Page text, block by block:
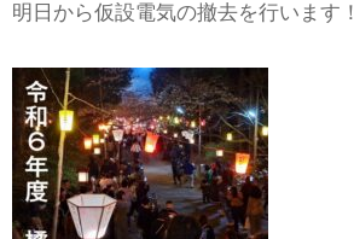
明日から仮設電気の撤去を行います！